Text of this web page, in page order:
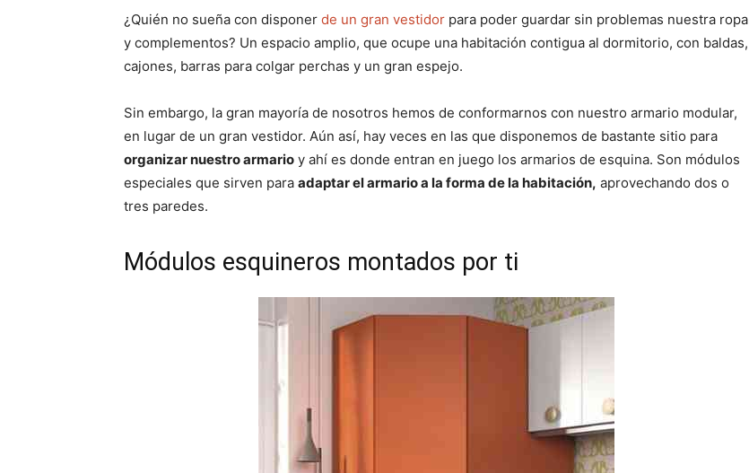
¿Quién no sueña con disponer de un gran vestidor para poder guardar sin problemas nuestra ropa
y complementos? Un espacio amplio, que ocupe una habitación contigua al dormitorio, con baldas,
cajones, barras para colgar perchas y un gran espejo.
Sin embargo, la gran mayoría de nosotros hemos de conformarnos con nuestro armario modular,
en lugar de un gran vestidor. Aún así, hay veces en las que disponemos de bastante sitio para
organizar nuestro armario y ahí es donde entran en juego los armarios de esquina. Son módulos
especiales que sirven para adaptar el armario a la forma de la habitación, aprovechando dos o
tres paredes.
Módulos esquineros montados por ti